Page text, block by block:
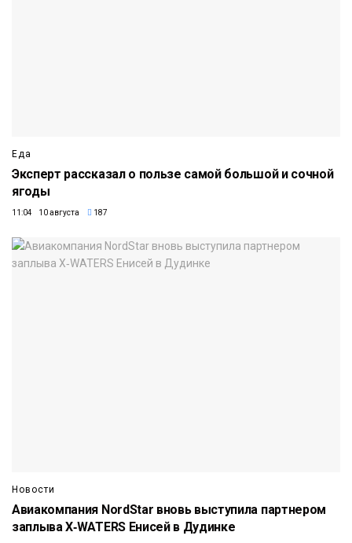
Еда
Эксперт рассказал о пользе самой большой и сочной
ягоды
11:04 10 августа 187
Новости
Авиакомпания NordStar вновь выступила партнером
заплыва X‑WATERS Енисей в Дудинке